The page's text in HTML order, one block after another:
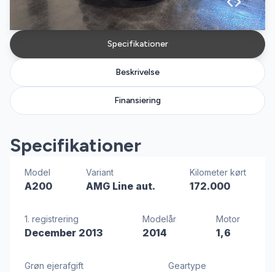
Specifikationer
Beskrivelse
Finansiering
Specifikationer
Model
A200
Variant
AMG Line aut.
Kilometer kørt
172.000
1. registrering
December 2013
Modelår
2014
Motor
1,6
Grøn ejerafgift Geartype